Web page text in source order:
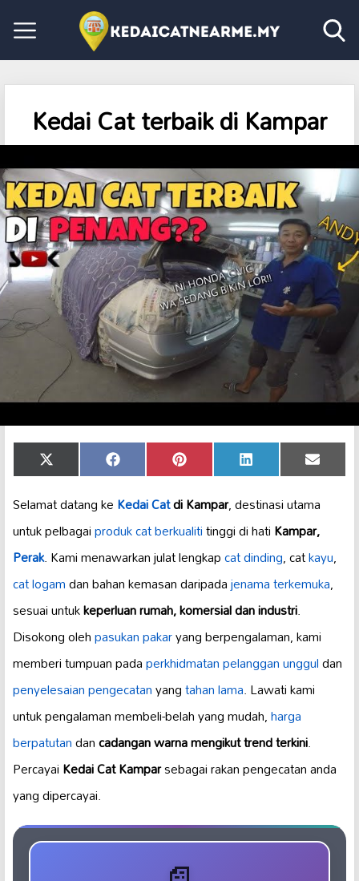
Kedai Cat terbaik di Kampar
Share
on
X
(Twitter)
Share
on
Facebook Share
on
Pinterest Share
on
LinkedIn Share
on
Email
Selamat datang keKedai Catdi Kampar, destinasi utama
untuk pelbagaiproduk cat berkualititinggi di hatiKampar,
Perak. Kami menawarkan julat lengkapcat dinding, catkayu,
cat logamdan bahan kemasan daripadajenama terkemuka,
sesuai untukkeperluan rumah, komersial dan industri.
Disokong olehpasukan pakaryang berpengalaman, kami
memberi tumpuan padaperkhidmatan pelanggan ungguldan
penyelesaian pengecatanyangtahan lama. Lawati kami
untuk pengalaman membeli-belah yang mudah,harga
berpatutandancadangan warna mengikut trend terkini.
PercayaiKedai Cat Kamparsebagai rakan pengecatan anda
yang dipercayai.